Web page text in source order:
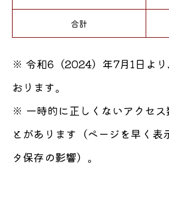
合計
※ 令和6（2024）年7月1日より
おります。
※ 一時的に正しくないアクセス
とがあります（ページを早く表
タ保存の影響）。